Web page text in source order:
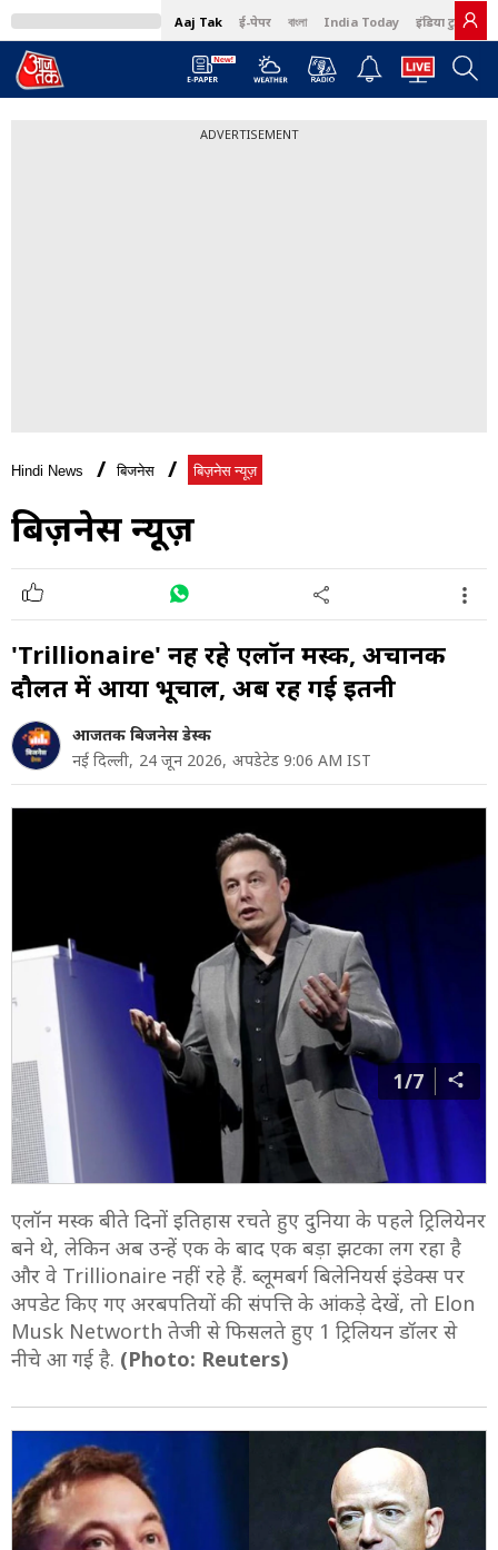
Aaj Tak ई-पेपर বাংলা India Today इंडिया टुडे हिंदी
ADVERTISEMENT
Hindi News बिजनेस बिज़नेस न्यूज़
बिज़नेस न्यूज़
'Trillionaire' नहीं रहे एलॉन मस्क, अचानक
दौलत में आया भूचाल, अब रह गई इतनी
आजतक बिजनेस डेस्क
नई दिल्ली, 24 जून 2026, अपडेटेड 9:06 AM IST
1/7
एलॉन मस्क बीते दिनों इतिहास रचते हुए दुनिया के पहले ट्रिलियेनर
बने थे, लेकिन अब उन्हें एक के बाद एक बड़ा झटका लग रहा है
और वे Trillionaire नहीं रहे हैं. ब्लूमबर्ग बिलेनियर्स इंडेक्स पर
अपडेट किए गए अरबपतियों की संपत्ति के आंकड़े देखें, तो Elon
Musk Networth तेजी से फिसलते हुए 1 ट्रिलियन डॉलर से
नीचे आ गई है. (Photo: Reuters)